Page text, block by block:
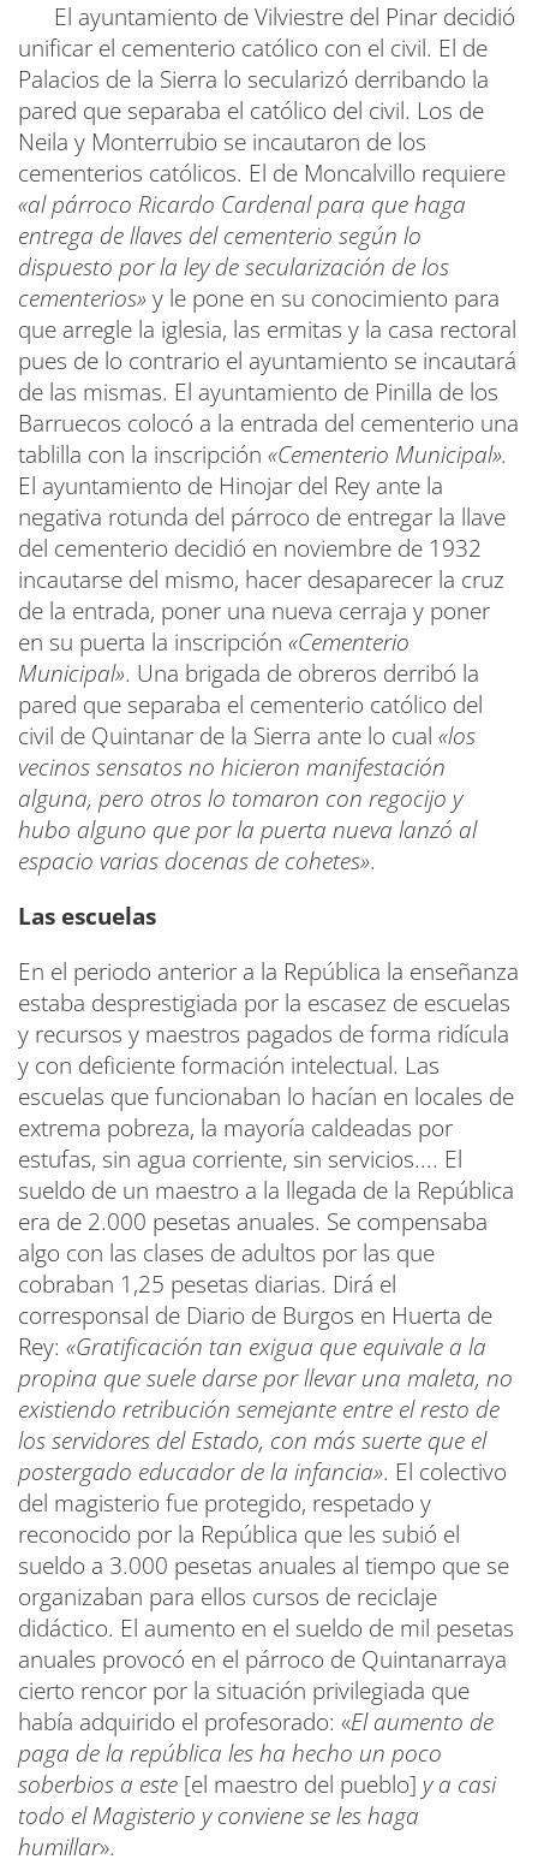
El ayuntamiento de Vilviestre del Pinar decidió
unificar el cementerio católico con el civil. El de
Palacios de la Sierra lo secularizó derribando la
pared que separaba el católico del civil. Los de
Neila y Monterrubio se incautaron de los
cementerios católicos. El de Moncalvillo requiere
«al párroco Ricardo Cardenal para que haga
entrega de llaves del cementerio según lo
dispuesto por la ley de secularización de los
cementerios» y le pone en su conocimiento para
que arregle la iglesia, las ermitas y la casa rectoral
pues de lo contrario el ayuntamiento se incautará
de las mismas. El ayuntamiento de Pinilla de los
Barruecos colocó a la entrada del cementerio una
tablilla con la inscripción «Cementerio Municipal».
El ayuntamiento de Hinojar del Rey ante la
negativa rotunda del párroco de entregar la llave
del cementerio decidió en noviembre de 1932
incautarse del mismo, hacer desaparecer la cruz
de la entrada, poner una nueva cerraja y poner
en su puerta la inscripción «Cementerio
Municipal». Una brigada de obreros derribó la
pared que separaba el cementerio católico del
civil de Quintanar de la Sierra ante lo cual «los
vecinos sensatos no hicieron manifestación
alguna, pero otros lo tomaron con regocijo y
hubo alguno que por la puerta nueva lanzó al
espacio varias docenas de cohetes».
Las escuelas
En el periodo anterior a la República la enseñanza
estaba desprestigiada por la escasez de escuelas
y recursos y maestros pagados de forma ridícula
y con deficiente formación intelectual. Las
escuelas que funcionaban lo hacían en locales de
extrema pobreza, la mayoría caldeadas por
estufas, sin agua corriente, sin servicios.... El
sueldo de un maestro a la llegada de la República
era de 2.000 pesetas anuales. Se compensaba
algo con las clases de adultos por las que
cobraban 1,25 pesetas diarias. Dirá el
corresponsal de Diario de Burgos en Huerta de
Rey: «Gratificación tan exigua que equivale a la
propina que suele darse por llevar una maleta, no
existiendo retribución semejante entre el resto de
los servidores del Estado, con más suerte que el
postergado educador de la infancia». El colectivo
del magisterio fue protegido, respetado y
reconocido por la República que les subió el
sueldo a 3.000 pesetas anuales al tiempo que se
organizaban para ellos cursos de reciclaje
didáctico. El aumento en el sueldo de mil pesetas
anuales provocó en el párroco de Quintanarraya
cierto rencor por la situación privilegiada que
había adquirido el profesorado: «El aumento de
paga de la república les ha hecho un poco
soberbios a este [el maestro del pueblo] y a casi
todo el Magisterio y conviene se les haga
humillar».